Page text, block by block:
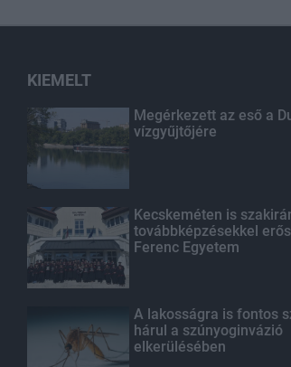
KIEMELT
Megérkezett az eső a
vízgyűjtőjére
Kecskeméten is
továbbképzésekkel
Ferenc Egyetem
A lakosságra is fontos
hárul a szúnyoginvázió
elkerülésében